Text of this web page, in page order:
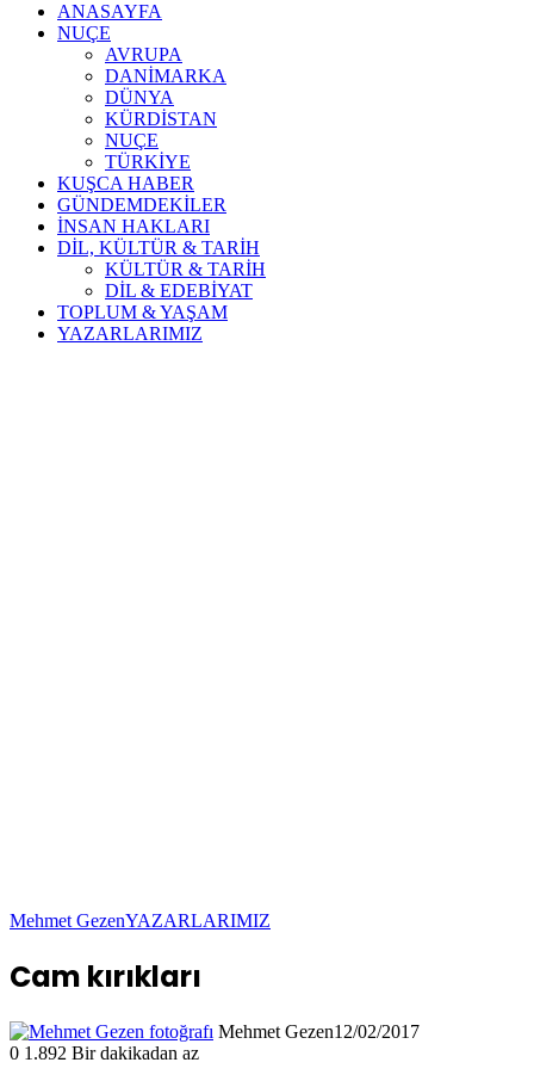
ANASAYFA
NUÇE
AVRUPA
DANİMARKA
DÜNYA
KÜRDİSTAN
NUÇE
TÜRKİYE
KUŞCA HABER
GÜNDEMDEKİLER
İNSAN HAKLARI
DİL, KÜLTÜR & TARİH
KÜLTÜR & TARİH
DİL & EDEBİYAT
TOPLUM & YAŞAM
YAZARLARIMIZ
Mehmet GezenYAZARLARIMIZ
Cam kırıkları
Mehmet Gezen12/02/2017
0 1.892 Bir dakikadan az